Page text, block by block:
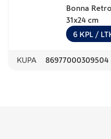
Bonna
31x24 cm
6 KPL /
KUPA 86977000309504